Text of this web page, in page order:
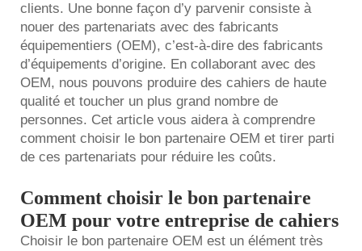
clients. Une bonne façon d’y parvenir consiste à
nouer des partenariats avec des fabricants
équipementiers (OEM), c’est-à-dire des fabricants
d’équipements d’origine. En collaborant avec des
OEM, nous pouvons produire des cahiers de haute
qualité et toucher un plus grand nombre de
personnes. Cet article vous aidera à comprendre
comment choisir le bon partenaire OEM et tirer parti
de ces partenariats pour réduire les coûts.
Comment choisir le bon partenaire
OEM pour votre entreprise de cahiers
Choisir le bon partenaire OEM est un élément très